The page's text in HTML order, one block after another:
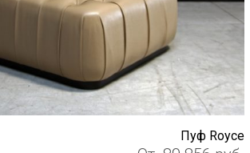
Пуф Royce